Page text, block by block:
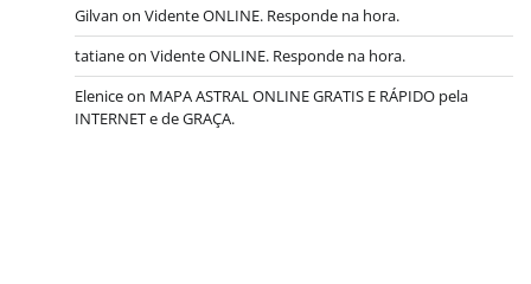
Gilvan on Vidente ONLINE. Responde na hora.
tatianeon Vidente ONLINE. Responde na hora.
Eleniceon MAPA ASTRAL ONLINE GRATIS E RÁPIDO pela
INTERNET e de GRAÇA.